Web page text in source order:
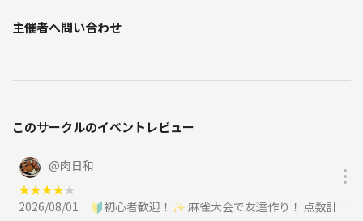
主催者へ問い合わせ
このサークルのイベントレビュー
@肉日和
★★★★★
2026/08/01
🔰初心者歓迎！✨ 麻雀大会で友達作り！ 点数計算できなくても🆗一人参加でも楽しめるオフ会🎶女性参加大歓迎🌸に参加